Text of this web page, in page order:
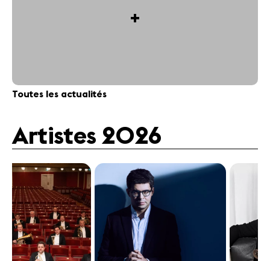
+
Toutes les actualités
Artistes 2026